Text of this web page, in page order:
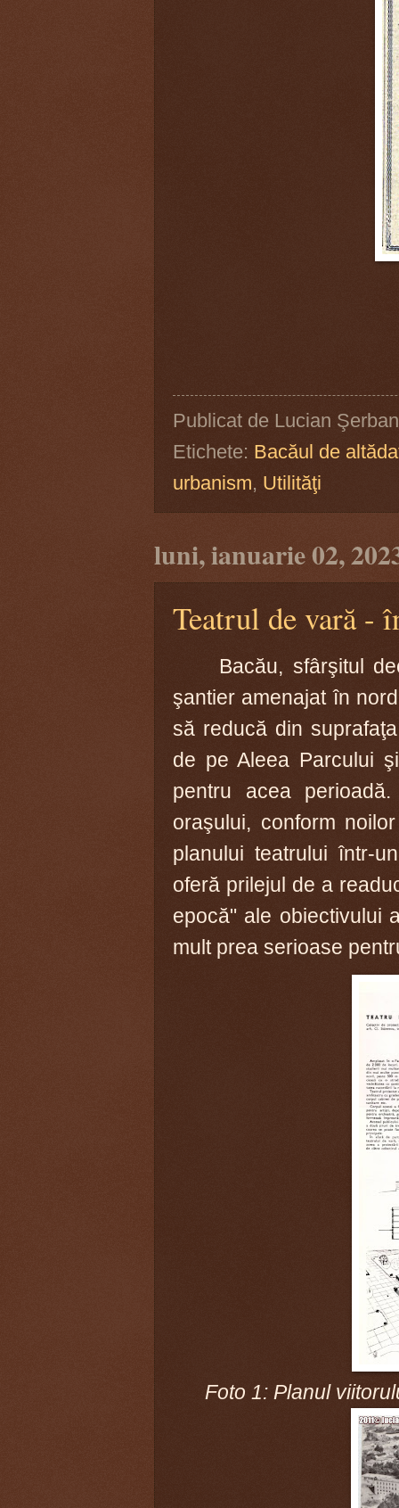
Publicat de Lucian Şerban
Etichete: Bacăul de
urbanism, Utilităţi
luni, ianuarie 02,
Teatrul de vară -
Bacău, sfârşitul
şantier amenajat în
să reducă din
de pe Aleea Parcului
pentru acea
oraşului, conform
planului teatrului într-
oferă prilejul de a
epocă" ale obiectivului
mult prea serioase
Foto 1: Planul